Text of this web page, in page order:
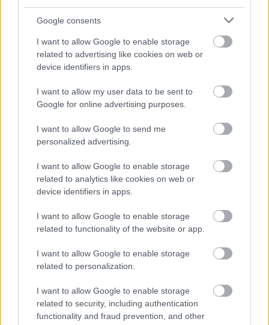
Google consents
I want to allow Google to enable storage
related to advertising like cookies on web or
device identifiers in apps.
I want to allow my user data to be sent to
Google for online advertising purposes.
I want to allow Google to send me
personalized advertising.
I want to allow Google to enable storage
related to analytics like cookies on web or
device identifiers in apps.
I want to allow Google to enable storage
related to functionality of the website or app.
I want to allow Google to enable storage
related to personalization.
I want to allow Google to enable storage
related to security, including authentication
functionality and fraud prevention, and other
Sajnos a szívem visszahúzott a
pedig esküszöm, ezt néztem volna még órákig.
Időközben a kisteremben valamelyest helyre állt a
hangzás, de még így is nagy zaj hömpölygött a
játékáért megérte végignézni őket, mert ez a pali, a
jelenlegi felhozatalból kimagaslik. Intelligens,
Devils....ehhh mindegy. A koncert végeztével (23:20)
még belestünk a kocsmába, ahol éppen egy helyi
thrash banda nyomta, akik szintén hatalmas
koncertet adtak éppen. Hétfő este. Egy rakás
punknak és tobzódó idegennek. Úgy, hogy földbe